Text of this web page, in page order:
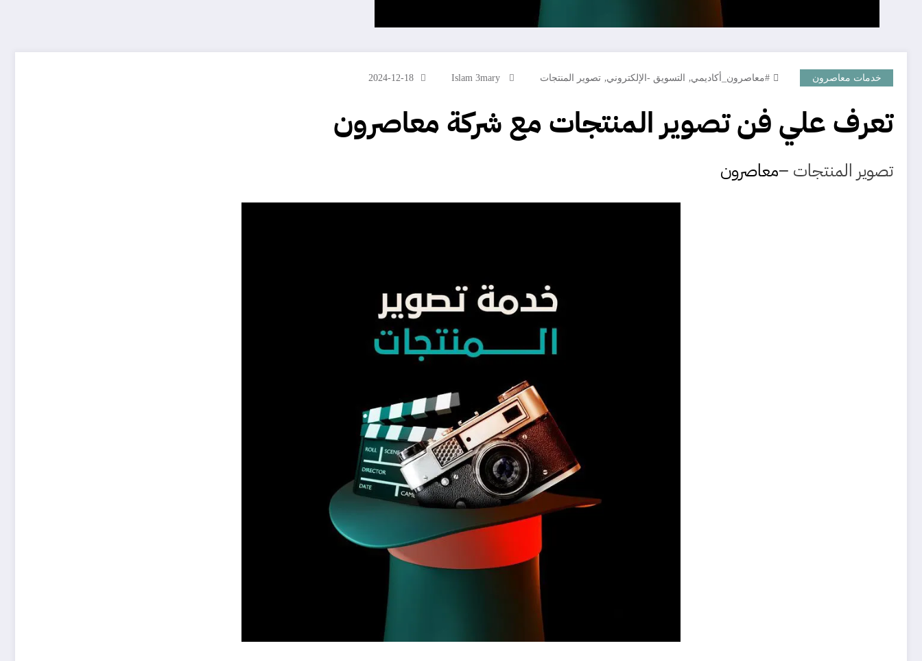
خدمات معاصرون #معاصرون_أكاديمي, التسويق -الإلكتروني, تصوير المنتجات Islam 3mary
2024-12-18
تعرف علي فن تصوير المنتجات مع شركة معاصرون
تصوير المنتجات –معاصرون